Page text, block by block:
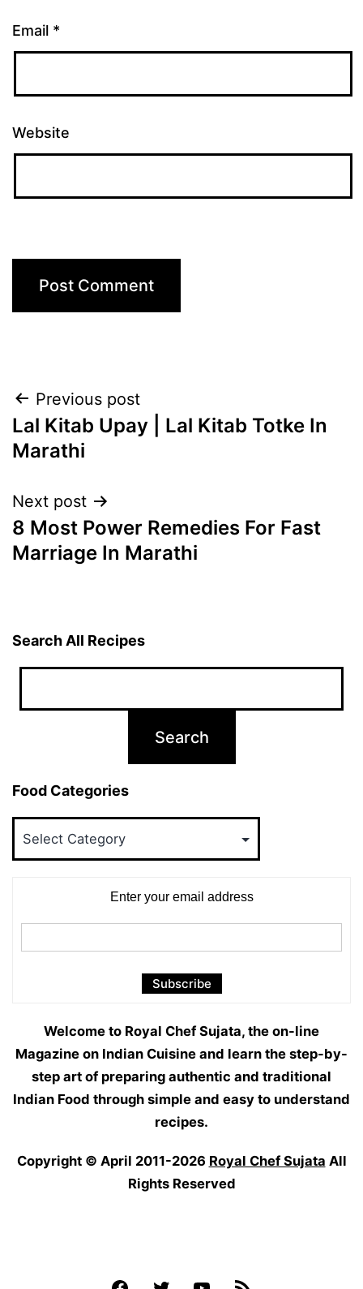
Email *
Website
Post
navigation
Previous post
Lal Kitab Upay | Lal Kitab Totke In
Marathi
Next post
8 Most Power Remedies For Fast
Marriage In Marathi
Search All Recipes
Food Categories
Enter your email address
Welcome to Royal Chef Sujata, the on-line
Magazine on Indian Cuisine and learn the step-by-
step art of preparing authentic and traditional
Indian Food through simple and easy to understand
recipes.
Copyright © April 2011-2026 Royal Chef Sujata All
Rights Reserved